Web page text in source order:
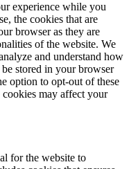
experience while you
the cookies that are
browser as they are
of the website. We
and understand how
stored in your browser
option to opt-out of these
may affect your
for the website to